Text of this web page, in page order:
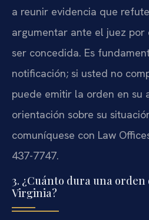
a reunir evidencia que
argumentar ante el juez
ser concedida. Es
notificación; si usted no
puede emitir la orden en su
orientación sobre su
comuníquese con Law
437-7747.
3. ¿Cuánto dura una
Virginia?